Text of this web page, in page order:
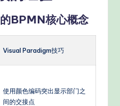
BPMN核心概念
Visual Paradigm技巧
使用颜色编码突出显示部门之
间的交接点